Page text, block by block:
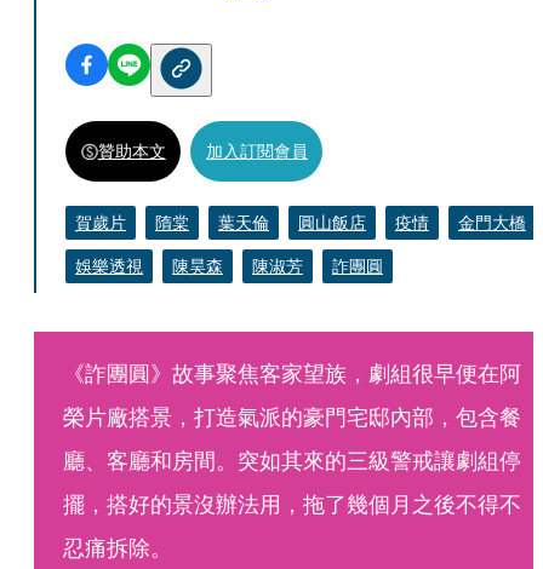
贊助本文 加入訂閱會員
賀歲片 隋棠 葉天倫 圓山飯店 疫情
金門大橋
娛樂透視
陳昊森 陳淑芳 詐團圓
《詐團圓》故事聚焦客家望族，劇組很早便在阿
榮片廠搭景，打造氣派的豪門宅邸內部，包含餐
廳、客廳和房間。突如其來的三級警戒讓劇組停
擺，搭好的景沒辦法用，拖了幾個月之後不得不
忍痛拆除。